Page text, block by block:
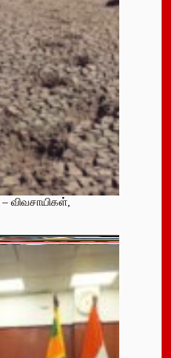
விவசாயிகள்,
திடீர் ராஜினாமா!